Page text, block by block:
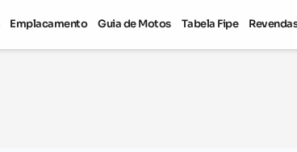
Emplacamento Guia de Motos Tabela Fipe